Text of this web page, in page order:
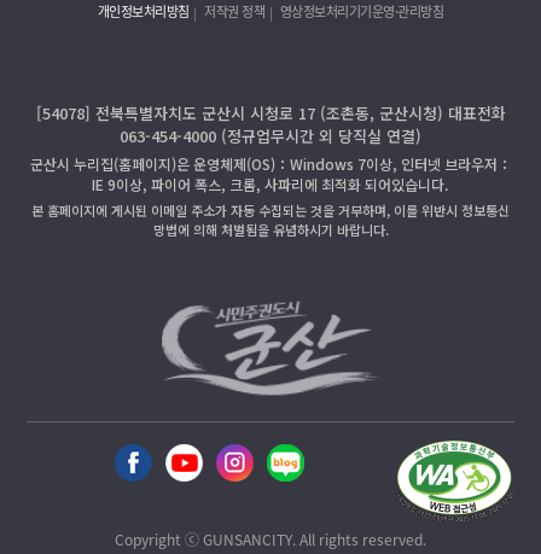
개인정보처리방침 저작권 정책 영상정보처리기기운영·관리방침
[54078] 전북특별자치도 군산시 시청로 17 (조촌동, 군산시청) 대표전화
063-454-4000 (정규업무시간 외 당직실 연결)
군산시 누리집(홈페이지)은 운영체제(OS)：Windows 7이상, 인터넷 브라우저：
IE 9이상, 파이어 폭스, 크롬, 사파리에 최적화 되어있습니다.
본 홈페이지에 게시된 이메일 주소가 자동 수집되는 것을 거부하며, 이를 위반시 정보통신
망법에 의해 처벌됨을 유념하시기 바랍니다.
Copyright ⓒ GUNSANCITY. All rights reserved.